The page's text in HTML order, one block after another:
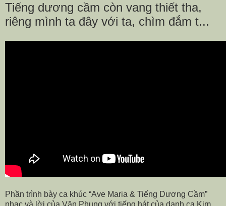
Tiếng dương cầm còn vang thiết tha,
riêng mình ta đây với ta, chìm đắm t...
Phần trình bày ca khúc “Ave Maria & Tiếng Dương Cầm”
nhạc và lời của Văn Phụng với tiếng hát của danh ca Kim